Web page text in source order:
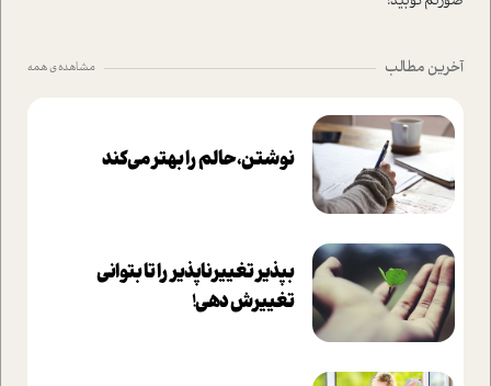
آخرین مطالب مشاهده ی همه
نوشتن، حالم را بهتر می‌کند
بپذير تغييرناپذير را تا بتواني
تغييرش دهي!‏